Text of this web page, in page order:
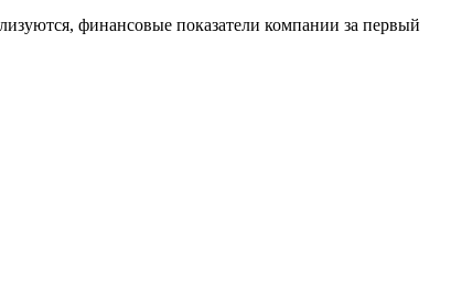
финансовые показатели компании за первый